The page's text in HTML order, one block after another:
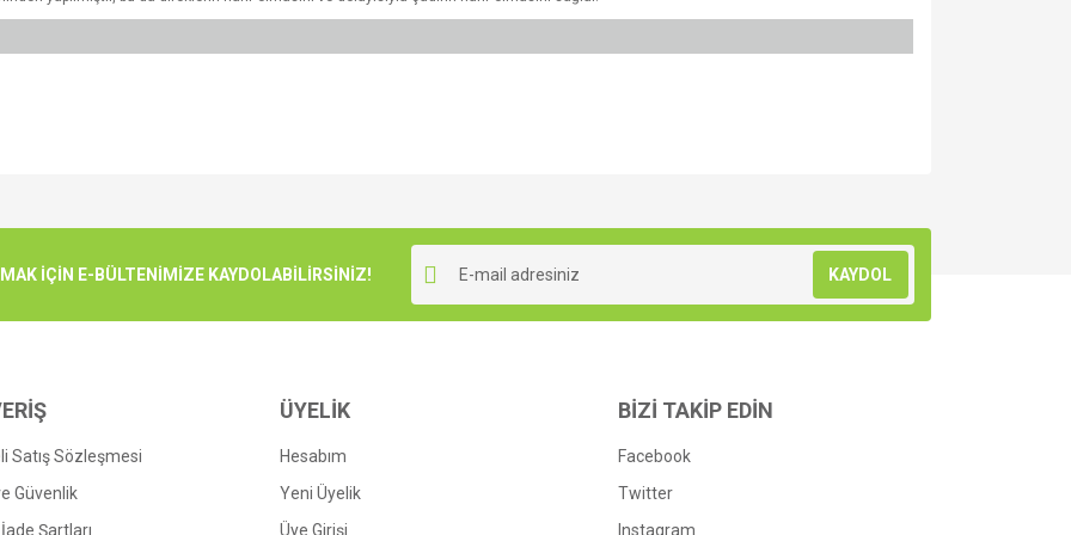
İÇİN E-BÜLTENİMİZE KAYDOLABİLİRSİNİZ! KAYDOL
Satış Sözleşmesi
Güvenlik
Şartları
ÜYELİK
Hesabım
Yeni Üyelik
Üye Girişi
BİZİ TAKİP EDİN
Facebook
Twitter
Instagram